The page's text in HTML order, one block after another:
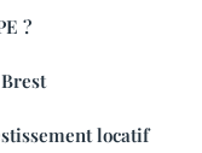
?
locatif